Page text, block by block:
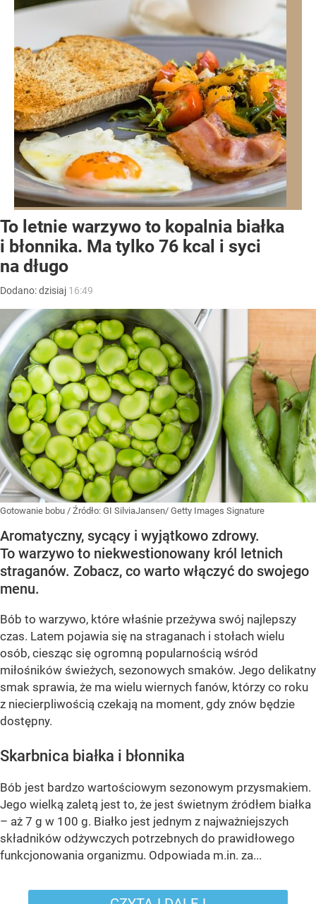
To letnie warzywo to kopalnia białka
i błonnika. Ma tylko 76 kcal i syci
na długo
Dodano:dzisiaj 16:49
Gotowanie bobu / Źródło: GI SilviaJansen/ Getty Images Signature
Aromatyczny, sycący i wyjątkowo zdrowy.
To warzywo to niekwestionowany król letnich
straganów. Zobacz, co warto włączyć do swojego
menu.
Bób to warzywo, które właśnie przeżywa swój najlepszy
czas. Latem pojawia się na straganach i stołach wielu
osób, ciesząc się ogromną popularnością wśród
miłośników świeżych, sezonowych smaków. Jego delikatny
smak sprawia, że ma wielu wiernych fanów, którzy co roku
z niecierpliwością czekają na moment, gdy znów będzie
dostępny.
Skarbnica białka i błonnika
Bób jest bardzo wartościowym sezonowym przysmakiem.
Jego wielką zaletą jest to, że jest świetnym źródłem białka
– aż 7 g w 100 g. Białko jest jednym z najważniejszych
składników odżywczych potrzebnych do prawidłowego
funkcjonowania organizmu. Odpowiada m.in. za...